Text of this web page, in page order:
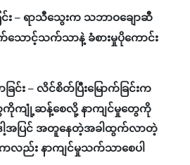
း – ရာသီသွေးက သဘာဝချောဆီ
ောင့်သက်သာနဲ့ ခံစားမှုပို‌ကောင်း
း – လိင်စိတ်ပြီးမြောက်ခြင်းက
ကိုကျုံ့ဆန့်စေလို့ နာကျင်မှုတွေကို
ဒါ့အပြင် အတူနေတဲ့အခါထွက်လာတဲ့
ကလည်း နာကျင်မှုသက်သာစေပါ